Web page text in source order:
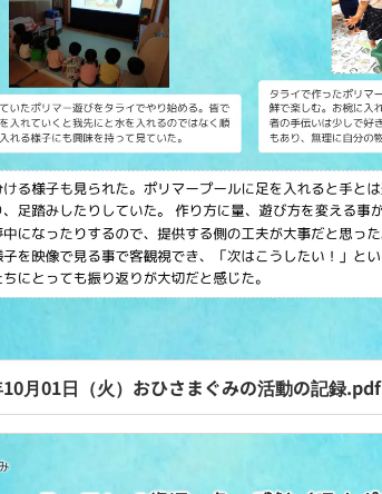
月01日（火）おひさまぐみの活動の記録.pdf